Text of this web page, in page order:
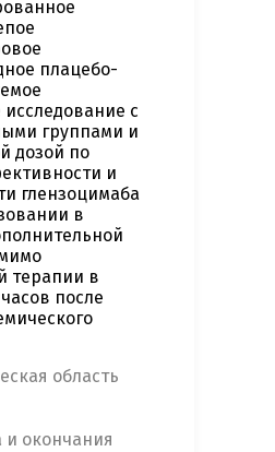
плацебо-
с
группами и
дозой по
и
глензоцимаба
в
терапии в
после
область
и окончания